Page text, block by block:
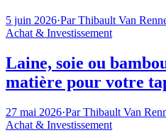
5 juin 2026·Par Thibault Van
Achat & Investissement
Laine, soie ou
matière pour votre
27 mai 2026·Par Thibault Van
Achat & Investissement